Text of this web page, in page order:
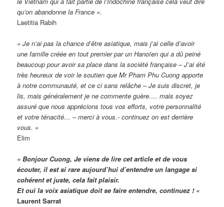
qu’on abandonne la France ».
Laetitia Rabih
« Je n’ai pas la chance d’être asiatique, mais j’ai celle d’avoir
une famille créée en tout premier par un Hanoïen qui a dû peiné
beaucoup pour avoir sa place dans la société française – J’ai été
très heureux de voir le soutien que Mr Pham Phu Cuong apporte
à notre communauté, et ce ci sans relâche – Je suis discret, je
lis, mais généralement je ne commente guère…. mais soyez
assuré que nous apprécions tous vos efforts, votre personnalité
et votre ténacité… – merci à vous.- continuez on est derrière
vous. »
Elim
« Bonjour Cuong, Je viens de lire cet article et de vous
écouter, il est si rare aujourd’hui d’entendre un langage si
cohérent et juste, cela fait plaisir.
Et oui la voix asiatique doit se faire entendre, continuez ! «
Laurent Sarrat